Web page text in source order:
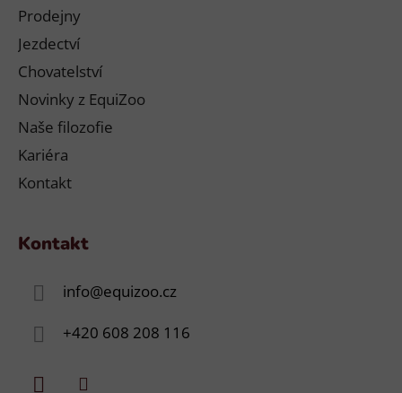
Prodejny
Jezdectví
Chovatelství
Novinky z EquiZoo
Naše filozofie
Kariéra
Kontakt
Kontakt
info@equizoo.cz
+420 608 208 116